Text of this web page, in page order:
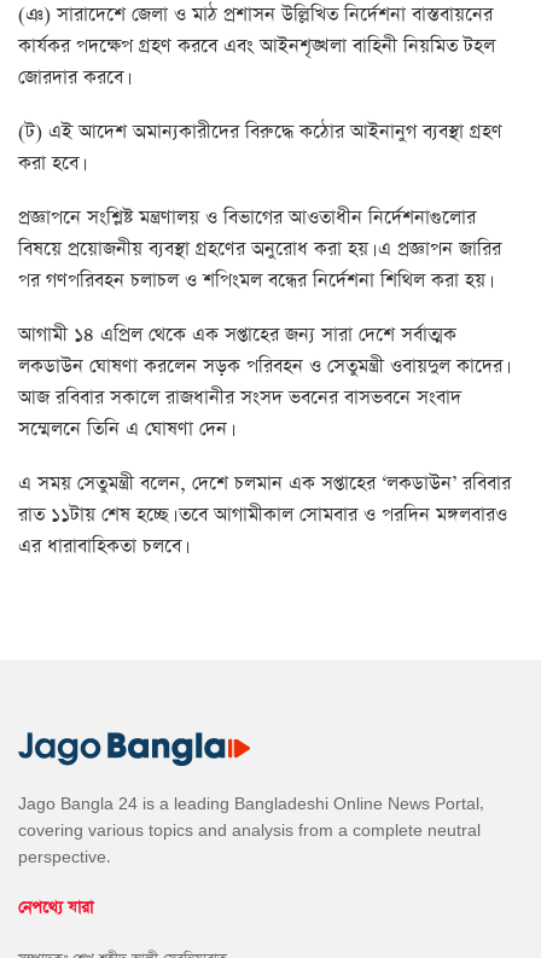
(ঞ) সারাদেশে জেলা ও মাঠ প্রশাসন উল্লিখিত নির্দেশনা বাস্তবায়নের
কার্যকর পদক্ষেপ গ্রহণ করবে এবং আইনশৃঙ্খলা বাহিনী নিয়মিত টহল
জোরদার করবে।
(ট) এই আদেশ অমান্যকারীদের বিরুদ্ধে কঠোর আইনানুগ ব্যবস্থা গ্রহণ
করা হবে।
প্রজ্ঞাপনে সংশ্লিষ্ট মন্ত্রণালয় ও বিভাগের আওতাধীন নির্দেশনাগুলোর
বিষয়ে প্রয়োজনীয় ব্যবস্থা গ্রহণের অনুরোধ করা হয়। এ প্রজ্ঞাপন জারির
পর গণপরিবহন চলাচল ও শপিংমল বন্ধের নির্দেশনা শিথিল করা হয়।
আগামী ১৪ এপ্রিল থেকে এক সপ্তাহের জন্য সারা দেশে সর্বাত্মক
লকডাউন ঘোষণা করলেন সড়ক পরিবহন ও সেতুমন্ত্রী ওবায়দুল কাদের।
আজ রবিবার সকালে রাজধানীর সংসদ ভবনের বাসভবনে সংবাদ
সম্মেলনে তিনি এ ঘোষণা দেন।
এ সময় সেতুমন্ত্রী বলেন, দেশে চলমান এক সপ্তাহের ‘লকডাউন’ রবিবার
রাত ১১টায় শেষ হচ্ছে। তবে আগামীকাল সোমবার ও পরদিন মঙ্গলবারও
এর ধারাবাহিকতা চলবে।
Jago Bangla 24 is a leading Bangladeshi Online News Portal,
covering various topics and analysis from a complete neutral
perspective.
নেপথ্যে যারা